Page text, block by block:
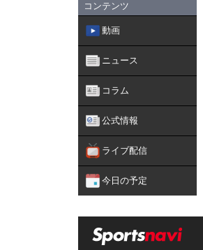
コンテンツ
動画
ニュース
コラム
公式情報
ライブ配信
今日の予定